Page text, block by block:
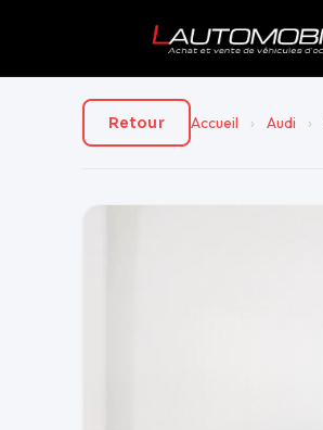
Retour Accueil › Audi ›